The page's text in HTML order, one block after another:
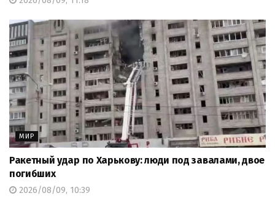
МИР
Ракетный удар по Харькову: люди под завалами, двое
погибших
2026/08/09, 10:39